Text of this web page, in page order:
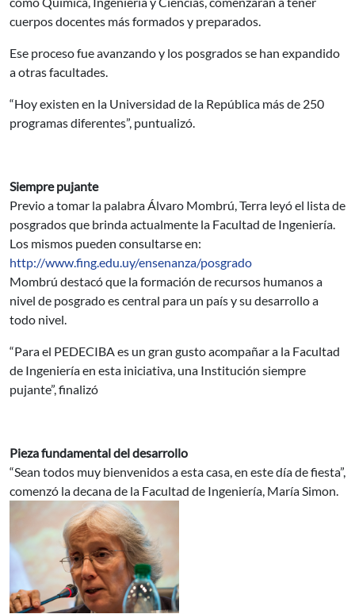
cuerpos docentes más formados y preparados.
Ese proceso fue avanzando y los posgrados se han expandido
a otras facultades.
“Hoy existen en la Universidad de la República más de 250
programas diferentes”, puntualizó.
Siempre pujante
Previo a tomar la palabra Álvaro Mombrú, Terra leyó el lista de
posgrados que brinda actualmente la Facultad de Ingeniería.
Los mismos pueden consultarse en:
http://www.fing.edu.uy/ensenanza/posgrado
Mombrú destacó que la formación de recursos humanos a
nivel de posgrado es central para un país y su desarrollo a
todo nivel.
“Para el PEDECIBA es un gran gusto acompañar a la Facultad
de Ingeniería en esta iniciativa, una Institución siempre
pujante”, finalizó
Pieza fundamental del desarrollo
“Sean todos muy bienvenidos a esta casa, en este día de fiesta”,
comenzó la decana de la Facultad de Ingeniería, María Simon.